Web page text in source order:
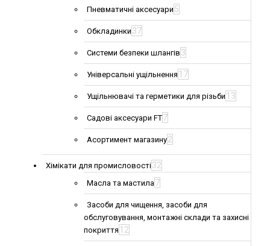
Пневматичні аксесуари 5
Обкладинки 37
Системи безпеки шлангів 3
Універсальні ущільнення 17
Ущільнювачі та герметики для різьби 13
Садові аксесуари FT7
Асортимент магазину2
Хімікати для промисловості32
Масла та мастила7
Засоби для чищення, засоби для
обслуговування, монтажні склади та захисні
покриття 12